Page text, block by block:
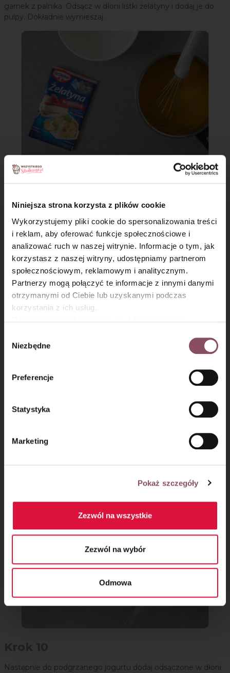
Niniejsza strona korzysta z plików cookie
Wykorzystujemy pliki cookie do spersonalizowania treści
i reklam, aby oferować funkcje społecznościowe i
analizować ruch w naszej witrynie. Informacje o tym, jak
korzystasz z naszej witryny, udostępniamy partnerom
społecznościowym, reklamowym i analitycznym.
Partnerzy mogą połączyć te informacje z innymi danymi
otrzymanymi od Ciebie lub uzyskanymi podczas
korzystania z ich usług.
Gdańsk (80-339) adres: Dickmana 14/15 więcej
informacji o przetwarzaniu danych osobowych oraz
Polityce
prywatności.
zgody
Niezbędne
Preferencje
Statystyka
Marketing
Pokaż szczegóły
Zezwól na wszystkie
Zezwól na wybór
Odmowa
garnek z palnika. Odsącz w dłoni listki żelatyny i dodaj je do
pulpy. Dokładnie wymieszaj.
Przelej gorącą masę domniejszej formy silikonowej
o średnicy 20 cmi odstaw do wystudzenia, a następnie
przełóż do zamrażarki.
namocz płatki żelatyny. A jogurt podgrzej do temperatury
Następnie do podgrzanego jogurtu dodaj odsączone w dłoni
×